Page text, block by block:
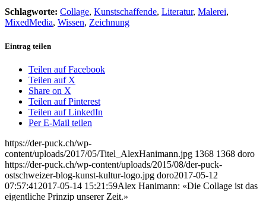
Schlagworte: Collage, Kunstschaffende, Literatur, Malerei,
MixedMedia, Wissen, Zeichnung
Eintrag teilen
Teilen auf Facebook
Teilen auf X
Share on X
Teilen auf Pinterest
Teilen auf LinkedIn
Per E-Mail teilen
https://der-puck.ch/wp-
content/uploads/2017/05/Titel_AlexHanimann.jpg 1368 1368 doro
https://der-puck.ch/wp-content/uploads/2015/08/der-puck-
ostschweizer-blog-kunst-kultur-logo.jpg doro2017-05-12
07:57:41 2017-05-14 15:21:59Alex Hanimann: «Die Collage ist das
eigentliche Prinzip unserer Zeit.»